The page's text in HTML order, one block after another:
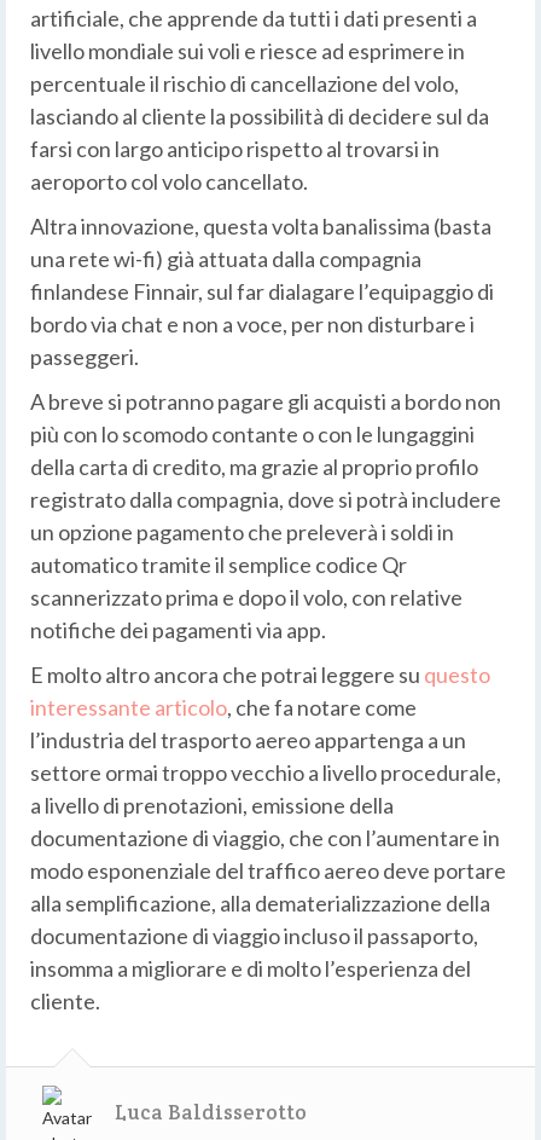
artificiale, che apprende da tutti i dati presenti a
livello mondiale sui voli e riesce ad esprimere in
percentuale il rischio di cancellazione del volo,
lasciando al cliente la possibilità di decidere sul da
farsi con largo anticipo rispetto al trovarsi in
aeroporto col volo cancellato.
Altra innovazione, questa volta banalissima (basta
una rete wi-fi) già attuata dalla compagnia
finlandese Finnair, sul far dialagare l’equipaggio di
bordo via chat e non a voce, per non disturbare i
passeggeri.
A breve si potranno pagare gli acquisti a bordo non
più con lo scomodo contante o con le lungaggini
della carta di credito, ma grazie al proprio profilo
registrato dalla compagnia, dove si potrà includere
un opzione pagamento che preleverà i soldi in
automatico tramite il semplice codice Qr
scannerizzato prima e dopo il volo, con relative
notifiche dei pagamenti via app.
E molto altro ancora che potrai leggere su questo
interessante articolo, che fa notare come
l’industria del trasporto aereo appartenga a un
settore ormai troppo vecchio a livello procedurale,
a livello di prenotazioni, emissione della
documentazione di viaggio, che con l’aumentare in
modo esponenziale del traffico aereo deve portare
alla semplificazione, alla dematerializzazione della
documentazione di viaggio incluso il passaporto,
insomma a migliorare e di molto l’esperienza del
cliente.
Luca Baldisserotto